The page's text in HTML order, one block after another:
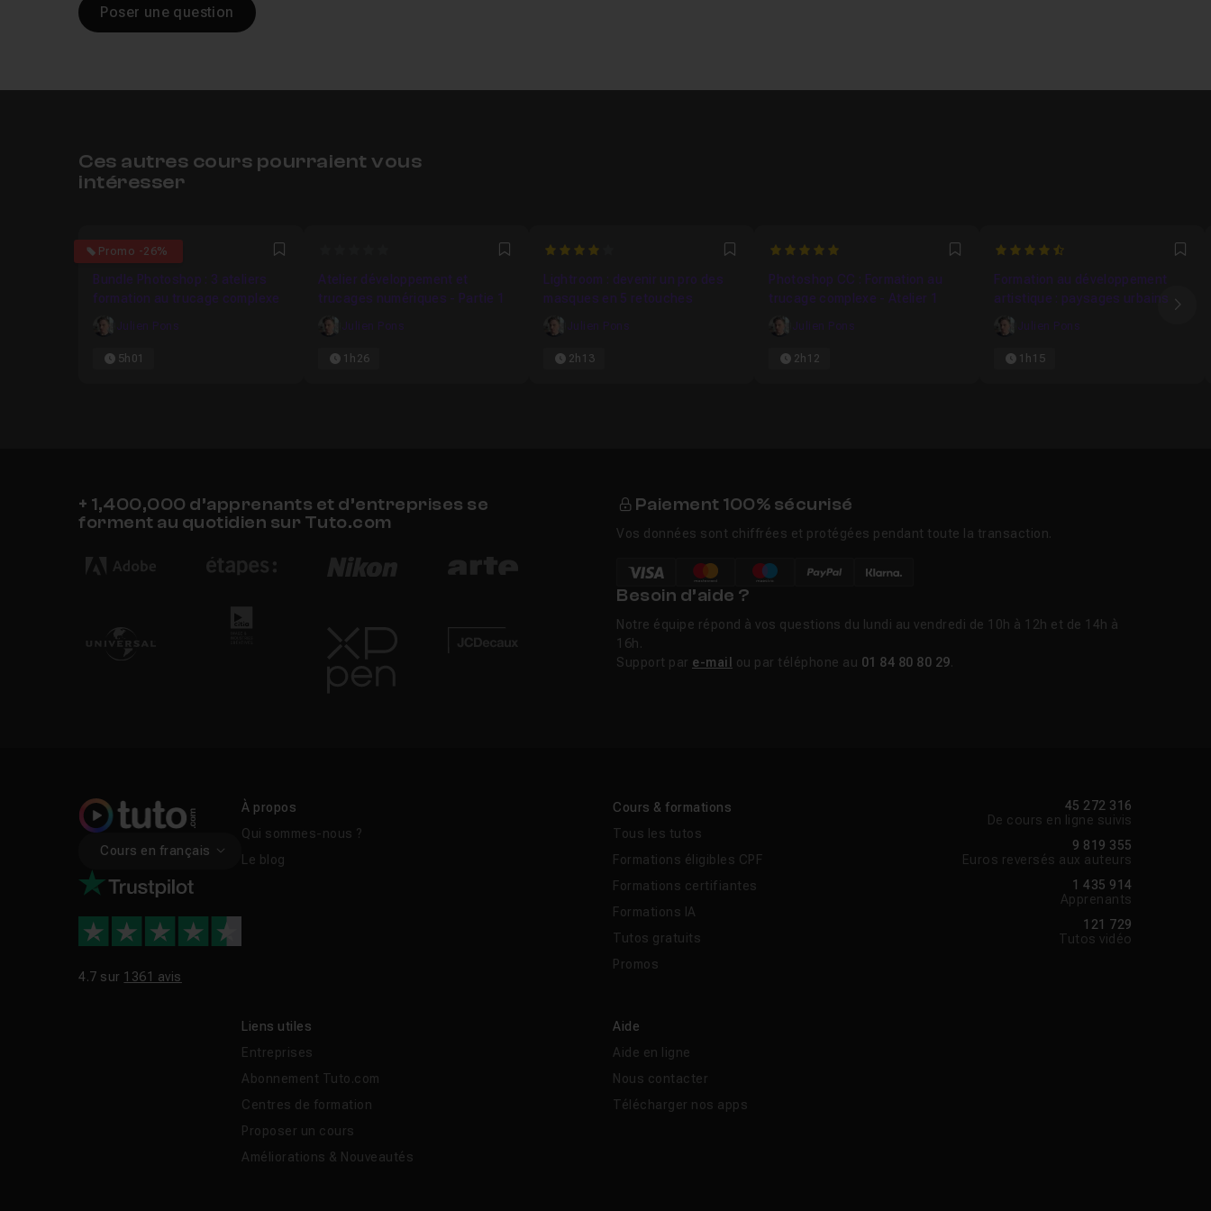
Poser une question
Ces autres cours pourraient vous
intéresser
Promo -26%
0 Favori
Bundle Photoshop : 3 ateliers
formation au trucage complexe
Julien Pons
5h01
Favori
Atelier développement et
trucages numériques - Partie 1
Julien Pons
1h26
4 Favori
Lightroom : devenir un pro des
masques en 5 retouches
Julien Pons
2h13
5 Favori
Photoshop CC : Formation au
trucage complexe - Atelier 1
Julien Pons
2h12
4.5
Formation au développement
artistique : paysages urbains
Julien Pons
1h15
+ 1,400,000 d’apprenants et d’entreprises se
forment au quotidien sur Tuto.com
Paiement 100% sécurisé
Vos données sont chiffrées et protégées pendant toute la transaction.
Besoin d’aide ?
Notre équipe répond à vos questions du lundi au vendredi de 10h à 12h et de 14h à
16h.
Support par e-mail ou par téléphone au 01 84 80 80 29.
Cours en français
4.7 sur 1361 avis
À propos
Qui sommes-nous ?
Le blog
Cours & formations
Tous les tutos
Formations éligibles CPF
Formations certifiantes
Formations IA
Tutos gratuits
Promos
Liens utiles
Entreprises
Abonnement Tuto.com
Centres de formation
Proposer un cours
Améliorations & Nouveautés
Aide
Aide en ligne
Nous contacter
Télécharger nos apps
45 272 316
De cours en ligne suivis
9 819 355
Euros reversés aux auteurs
1 435 914
Apprenants
121 729
Tutos vidéo